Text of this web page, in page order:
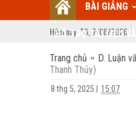
BÀI GIẢNG
HỖ TRỢ TÀI LIỆU
Hôm nay: T6, 7/08/2026
Trang chủ D. Luận
Thanh Thủy)
8 thg 5, 2025 15:07